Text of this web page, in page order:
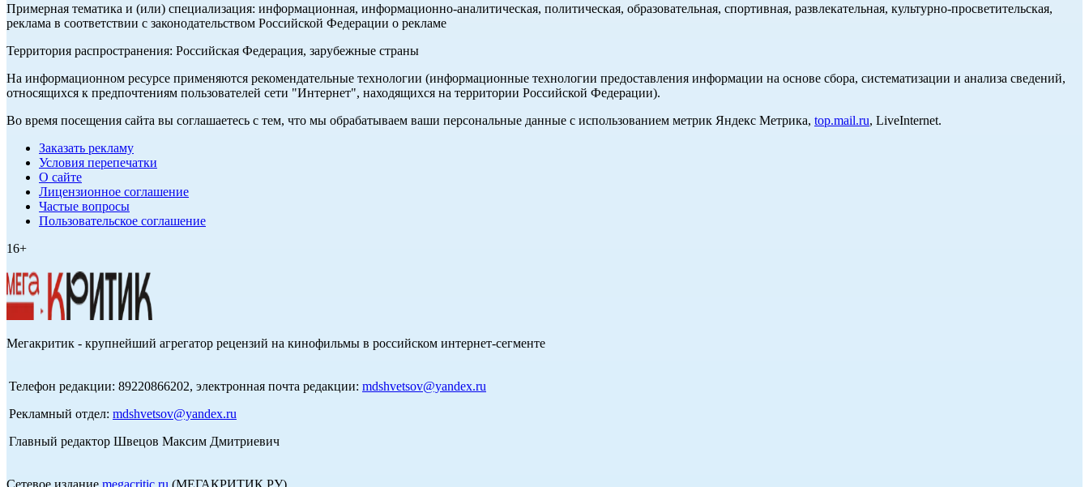
Примерная тематика и (или) специализация: информационная, информационно-аналитическая, политическая, образовательная, спортивная, развлекательная, культурно-просветительская,
реклама в соответствии с законодательством Российской Федерации о рекламе
Территория распространения: Российская Федерация, зарубежные страны
На информационном ресурсе применяются рекомендательные технологии (информационные технологии предоставления информации на основе сбора, систематизации и анализа сведений,
относящихся к предпочтениям пользователей сети "Интернет", находящихся на территории Российской Федерации).
Во время посещения сайта вы соглашаетесь с тем, что мы обрабатываем ваши персональные данные с использованием метрик Яндекс Метрика, top.mail.ru, LiveInternet.
Заказать рекламу
Условия перепечатки
О сайте
Лицензионное соглашение
Частые вопросы
Пользовательское соглашение
16+
Мегакритик - крупнейший агрегатор рецензий на кинофильмы в российском интернет-сегменте
Телефон редакции: 89220866202, электронная почта редакции: mdshvetsov@yandex.ru
Рекламный отдел: mdshvetsov@yandex.ru
Главный редактор Швецов Максим Дмитриевич